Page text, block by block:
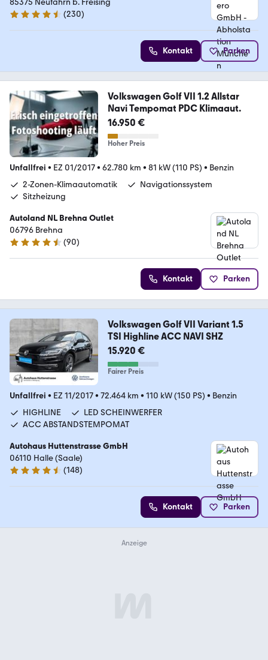
85375 Neufahrn b. Freising
4.4 Sterne
(230)
Kontakt Parken
Volkswagen Golf VII 1.2 Allstar
Navi Tempomat PDC Klimaaut.
16.950 €
Hoher Preis
Unfallfrei • EZ 01/2017• 62.780 km • 81 kW (110 PS) • Benzin
2-Zonen-Klimaautomatik
Navigationssystem
Sitzheizung
Autoland NL Brehna Outlet
06796 Brehna
4.3 Sterne
(90)
Kontakt Parken
Volkswagen Golf VII Variant 1.5
TSI Highline ACC NAVI SHZ
15.920 €
Fairer Preis
Unfallfrei • EZ 11/2017• 72.464 km • 110 kW (150 PS) • Benzin
HIGHLINE
LED SCHEINWERFER
ACC ABSTANDSTEMPOMAT
Autohaus Huttenstrasse GmbH
06110 Halle (Saale)
4.7 Sterne
(148)
Kontakt Parken